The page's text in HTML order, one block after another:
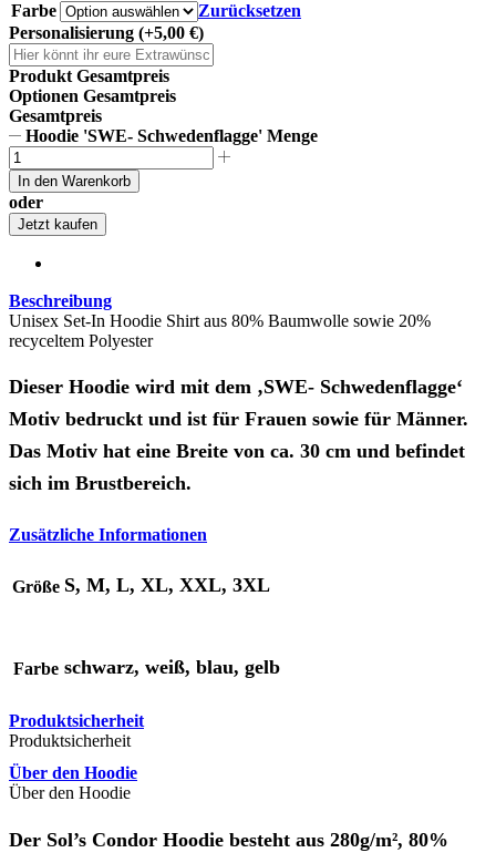
Farbe
Zurücksetzen
Personalisierung (+5,00 €)
Produkt Gesamtpreis
Optionen Gesamtpreis
Gesamtpreis
Hoodie 'SWE- Schwedenflagge' Menge
In den Warenkorb
oder
Jetzt kaufen
Beschreibung
Unisex Set-In Hoodie Shirt aus 80% Baumwolle sowie 20%
recyceltem Polyester
Dieser Hoodie wird mit dem ‚SWE- Schwedenflagge‘
Motiv bedruckt und ist für Frauen sowie für Männer.
Das Motiv hat eine Breite von ca. 30 cm und befindet
sich im Brustbereich.
Zusätzliche Informationen
Größe S, M, L, XL, XXL, 3XL
Farbe schwarz, weiß, blau, gelb
Produktsicherheit
Produktsicherheit
Über den Hoodie
Über den Hoodie
Der Sol’s Condor Hoodie besteht aus 280g/m², 80%